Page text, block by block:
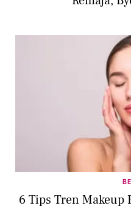
6 Tips Tren Makeup